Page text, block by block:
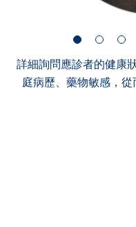
詳細詢問應診者的健康
庭病歷、藥物敏感，